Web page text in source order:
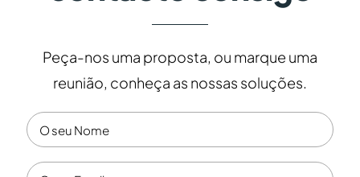
Peça-nos uma proposta, ou marque uma
reunião, conheça as nossas soluções.